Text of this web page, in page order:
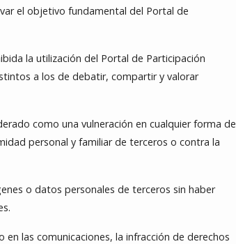
el objetivo fundamental del Portal de
la utilización del Portal de Participación
a los de debatir, compartir y valorar
como una vulneración en cualquier forma de
personal y familiar de terceros o contra la
o datos personales de terceros sin haber
las comunicaciones, la infracción de derechos